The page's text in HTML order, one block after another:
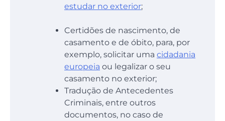
estudar no exterior;
Certidões de nascimento, de
casamento e de óbito, para, por
exemplo, solicitar uma cidadania
europeia ou legalizar o seu
casamento no exterior;
Tradução de Antecedentes
Criminais, entre outros
documentos, no caso de